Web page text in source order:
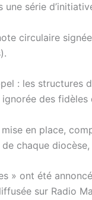
série
note circulaire
: les structures
des
en place,
chaque
» ont été
sur Radio